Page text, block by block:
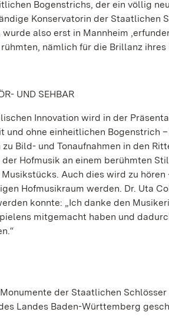
Bogenstrichs, der ein völlig
Konservatorin der Staatlichen
also erst in Mannheim
nämlich für die Brillanz ihres
UND SEHBAR
Innovation wird in der
und ohne einheitlichen Bogenstrich
Bild- und Tonaufnahmen in den
Hofmusik an einem berühmten
Auch dies wird zu
Hofmusikraum werden. Dr. Uta
konnte: „Ich danke den
mitgemacht haben und
der Staatlichen
Landes Baden-Württemberg